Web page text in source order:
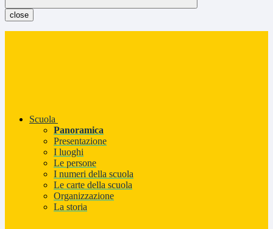
close
Scuola
Panoramica
Presentazione
I luoghi
Le persone
I numeri della scuola
Le carte della scuola
Organizzazione
La storia